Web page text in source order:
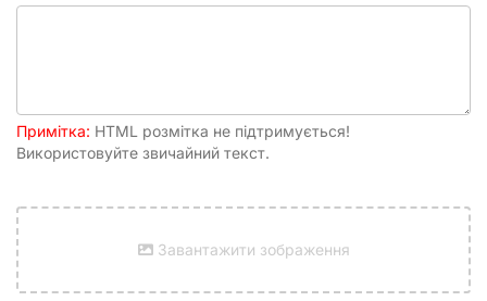
Примітка: HTML розмітка не підтримується!
Використовуйте звичайний текст.
Завантажити зображення